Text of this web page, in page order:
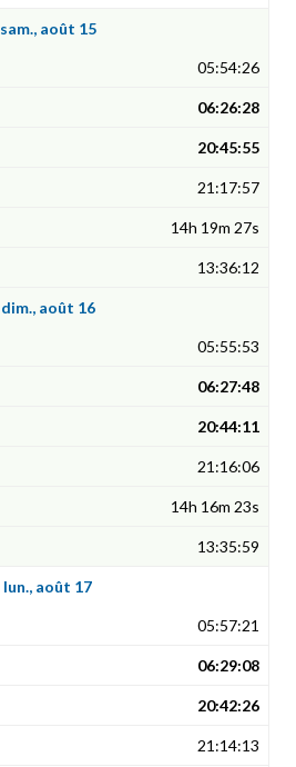
sam., août 15
05:54:26
06:26:28
20:45:55
21:17:57
14h 19m 27s
13:36:12
dim., août 16
05:55:53
06:27:48
20:44:11
21:16:06
14h 16m 23s
13:35:59
lun., août 17
05:57:21
06:29:08
20:42:26
21:14:13